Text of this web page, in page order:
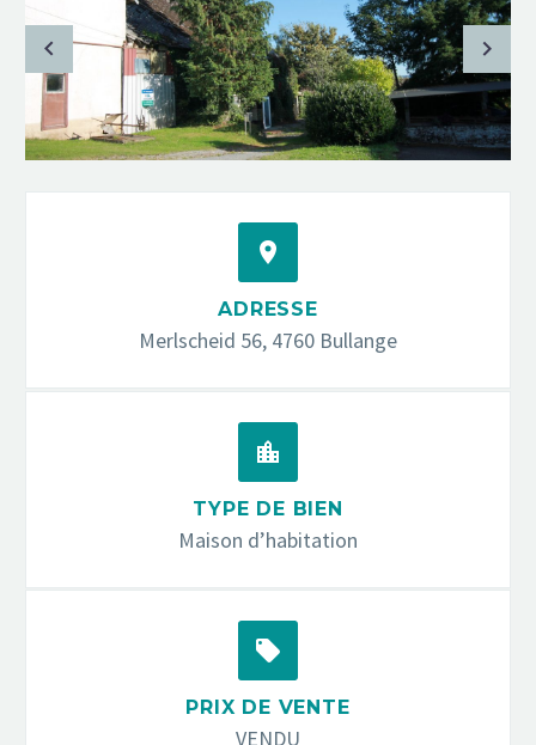


ADRESSE
Merlscheid 56, 4760 Bullange


TYPE DE BIEN
Maison d’habitation


PRIX DE VENTE
VENDU